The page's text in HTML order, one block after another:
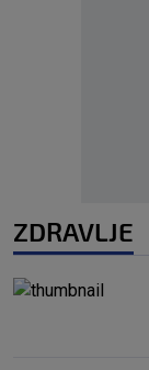
ZDRAVLJE